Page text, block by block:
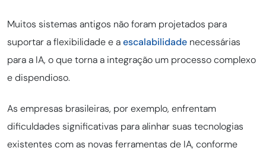
Muitos sistemas antigos não foram projetados para
suportar a flexibilidade e aescalabilidade necessárias
para a IA, o que torna a integração um processo complexo
e dispendioso.
As empresas brasileiras, por exemplo, enfrentam
dificuldades significativas para alinhar suas tecnologias
existentes com as novas ferramentas de IA, conforme